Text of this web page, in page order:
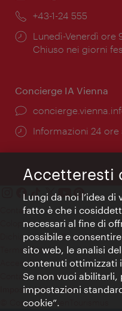
Telefono:
+43-1-24 555
Orari
di
Lunedì-Venerdì ore
Chiuso nei giorni
Concierge IA Vienna
Ort:
Öffnungszeiten:
Informazioni 24 ore
Contatti
Colophon
Dichiarazione sulla protezione
Terms of Use
Accessibilità
Contatto stampa
Impostazioni cookie
© Copyright WienTourismus
Accetteresti
Lungi da noi l’idea
fatto è che i
necessari al fine di
possibile e
sito web, le analisi
contenuti ottimizzati
Se non vuoi
impostazioni
cookie”.